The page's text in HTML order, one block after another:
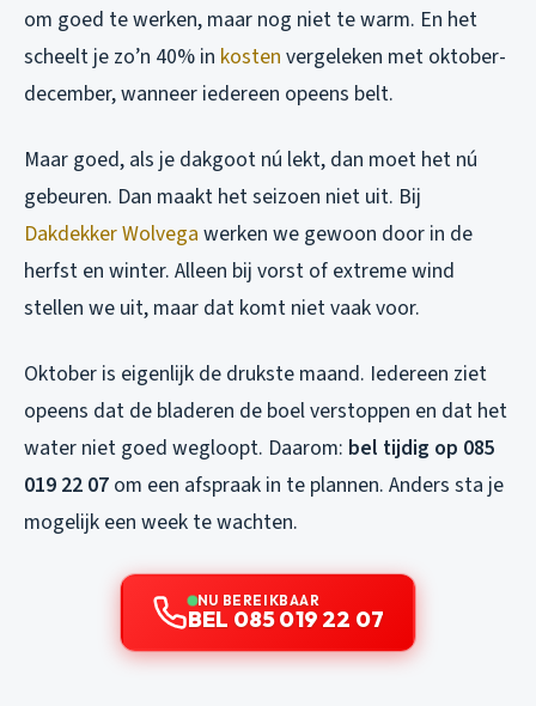
om goed te werken, maar nog niet te warm. En het
scheelt je zo’n 40% in kosten vergeleken met oktober-
december, wanneer iedereen opeens belt.
Maar goed, als je dakgoot nú lekt, dan moet het nú
gebeuren. Dan maakt het seizoen niet uit. Bij
Dakdekker Wolvega werken we gewoon door in de
herfst en winter. Alleen bij vorst of extreme wind
stellen we uit, maar dat komt niet vaak voor.
Oktober is eigenlijk de drukste maand. Iedereen ziet
opeens dat de bladeren de boel verstoppen en dat het
water niet goed wegloopt. Daarom: bel tijdig op 085
019 22 07 om een afspraak in te plannen. Anders sta je
mogelijk een week te wachten.
NU BEREIKBAAR
BEL 085 019 22 07